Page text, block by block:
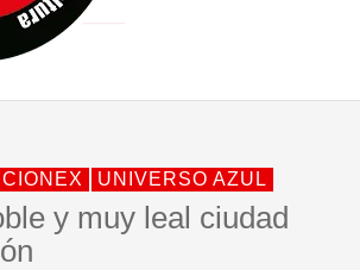
EN EXVITA INTERPRETANDO A SERRAT
UNIVERSO AZUL
y muy leal ciudad